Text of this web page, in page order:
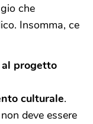
che
Insomma, ce
progetto
culturale.
deve essere